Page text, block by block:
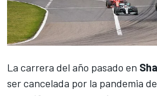
La carrera del año pasado en
ser cancelada por la pandemia